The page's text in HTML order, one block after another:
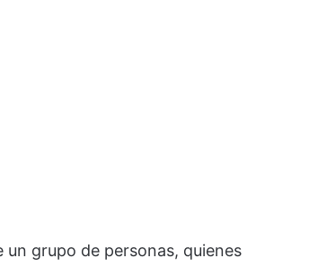
grupo de personas, quienes